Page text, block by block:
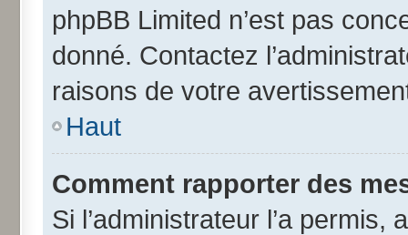
phpBB Limited n’est pas
donné. Contactez
raisons de votre
Haut
Comment rapporter des
Si l’administrateur l’a